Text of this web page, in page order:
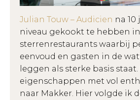
Julian Touw – Audicien na
niveau gekookt te hebben
sterrenrestaurants waarbij
eenvoud en gasten in de
leggen als sterke basis
eigenschappen met vol
naar Makker. Hier volgde ik